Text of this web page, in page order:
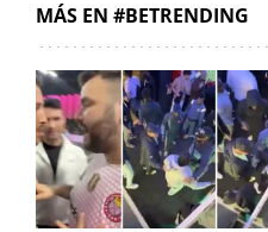
MÁS EN #BETRENDING